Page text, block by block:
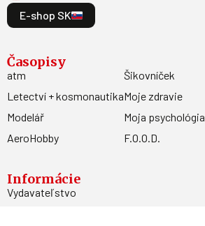
E-shop SK
Časopisy
atm
Letectví + kosmonautika
Modelář
AeroHobby
Šikovníček
Moje zdravie
Moja psychológia
F.O.O.D.
Informácie
Vydavateľstvo